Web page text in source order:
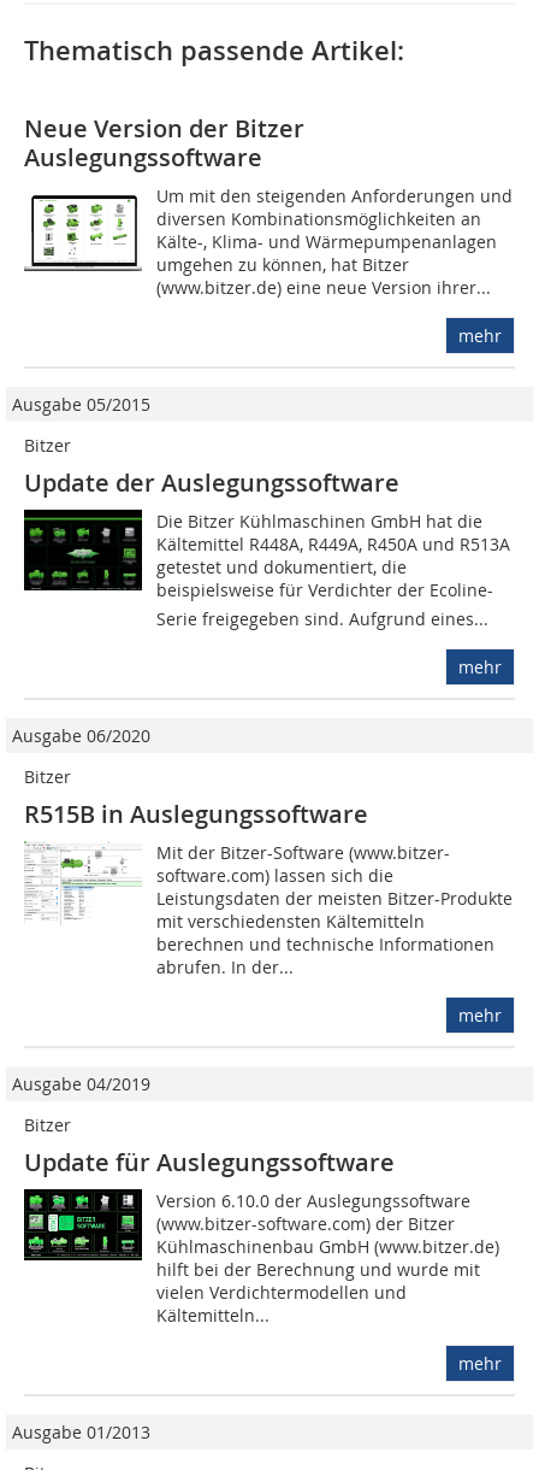
Thematisch passende Artikel:
Neue Version der Bitzer
Auslegungssoftware
Um mit den steigenden Anforderungen und
diversen Kombinationsmöglichkeiten an
Kälte-, Klima- und Wärmepumpenanlagen
umgehen zu können, hat Bitzer
(www.bitzer.de) eine neue Version ihrer...
mehr
Ausgabe 05/2015
Bitzer
Update der Auslegungssoftware
Die Bitzer Kühlmaschinen GmbH hat die
Kältemittel R448A, R449A, R450A und R513A
getestet und dokumentiert, die
beispielsweise für Verdichter der Ecoline-
Serie freigegeben sind. Aufgrund eines...
mehr
Ausgabe 06/2020
Bitzer
R515B in Auslegungssoftware
Mit der Bitzer-Software (www.bitzer-
software.com) lassen sich die
Leistungsdaten der meisten Bitzer-Produkte
mit verschiedensten Kältemitteln
berechnen und technische Informationen
abrufen. In der...
mehr
Ausgabe 04/2019
Bitzer
Update für Auslegungssoftware
Version 6.10.0 der Auslegungssoftware
(www.bitzer-software.com) der Bitzer
Kühlmaschinenbau GmbH (www.bitzer.de)
hilft bei der Berechnung und wurde mit
vielen Verdichtermodellen und
Kältemitteln...
mehr
Ausgabe 01/2013